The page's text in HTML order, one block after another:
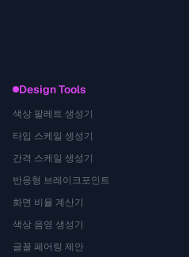
Design Tools
색상 팔레트 생성기
타입 스케일 생성기
간격 스케일 생성기
반응형 브레이크포인트
화면 비율 계산기
색상 음영 생성기
글꼴 페어링 제안